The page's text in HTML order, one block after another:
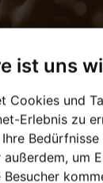
ist uns
Cookies und
Erlebnis zu
um
[sofort verfügbar]